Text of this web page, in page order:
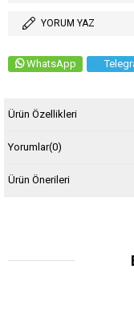
YORUM YAZ
WhatsApp
Ürün Özellikleri
Yorumlar(0)
Ürün Önerileri